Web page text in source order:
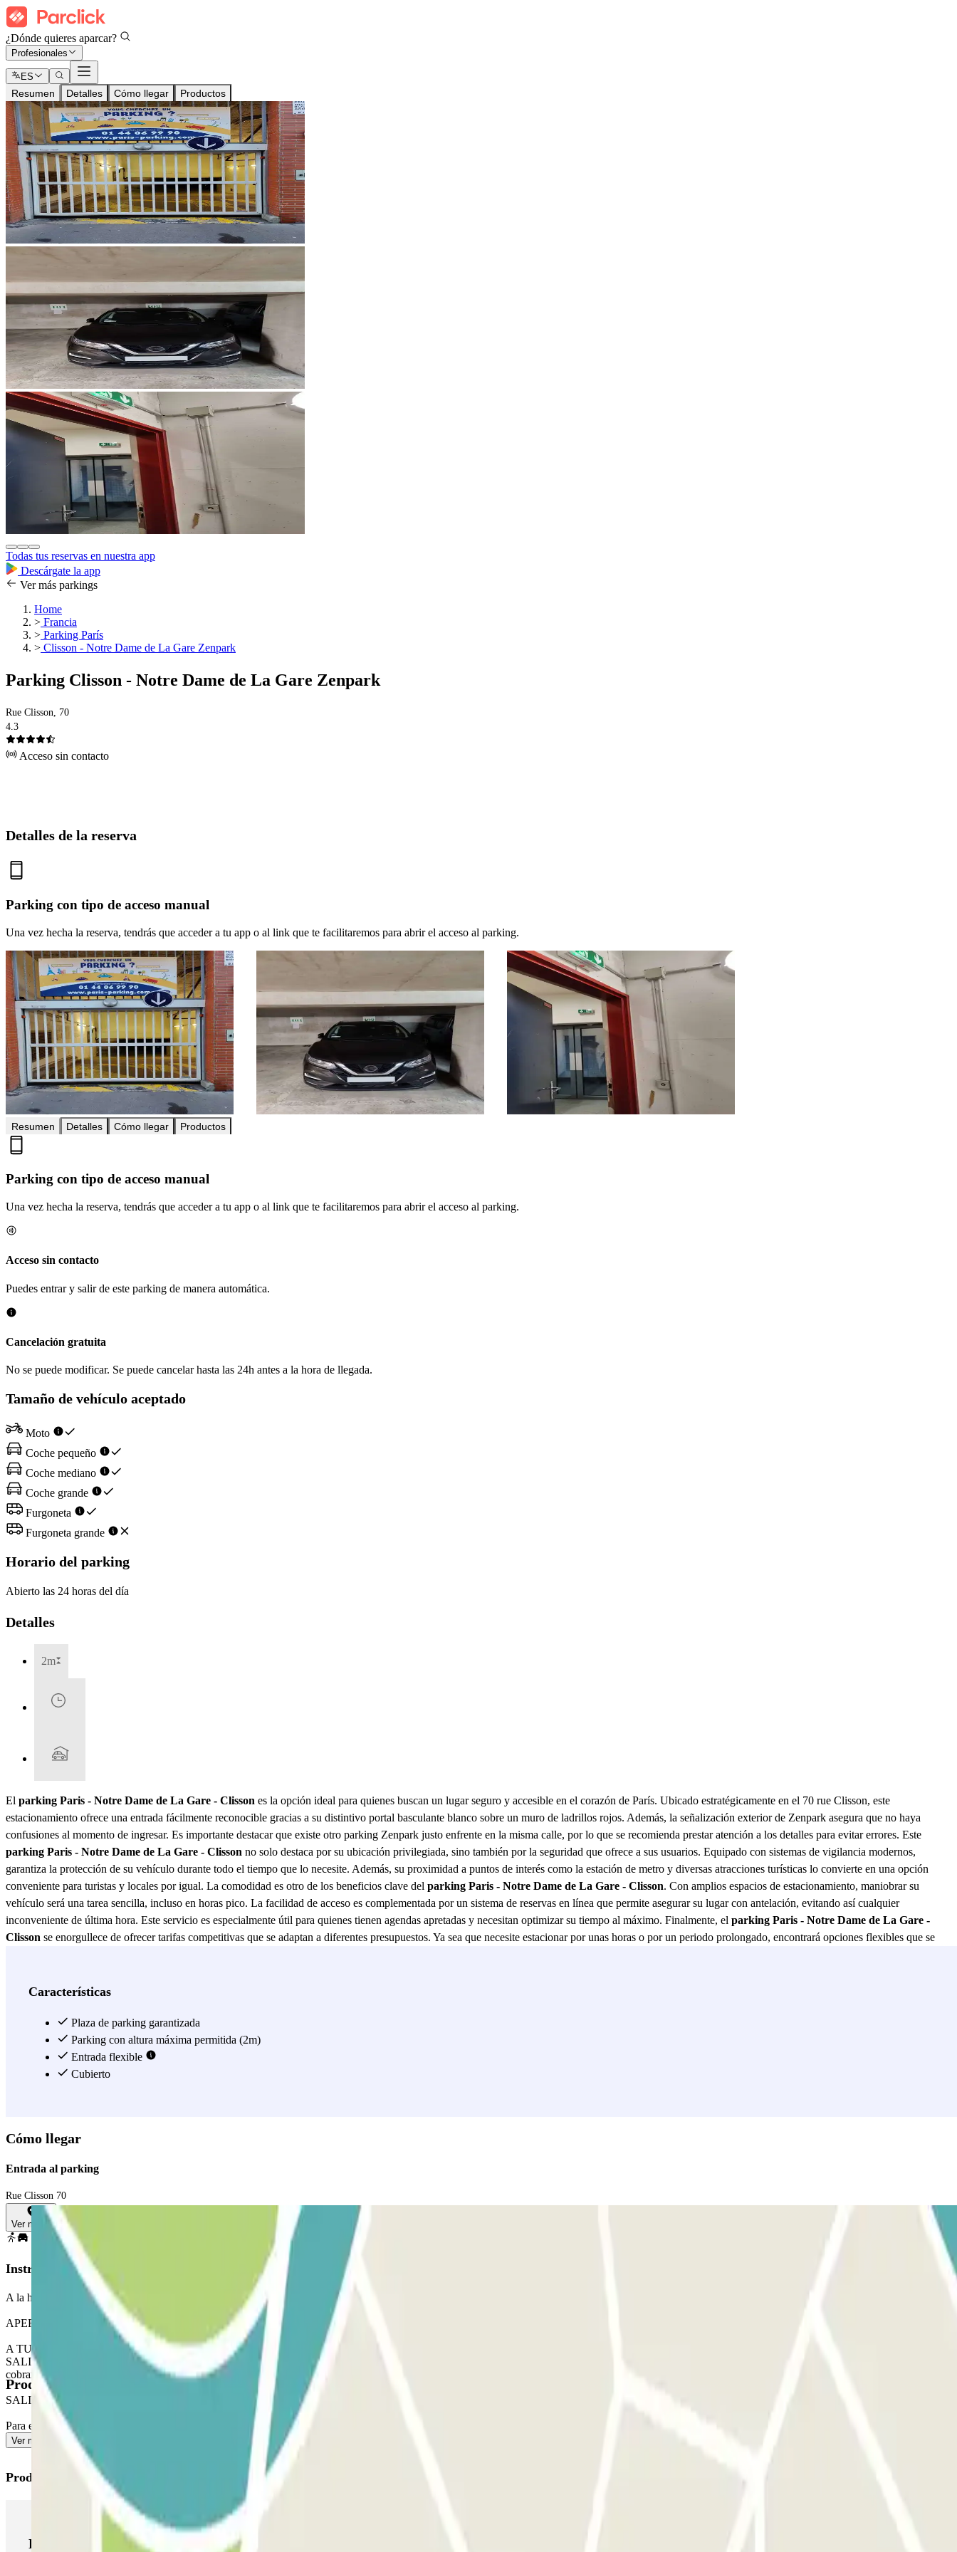
¿Dónde quieres aparcar?
Profesionales
ES
Resumen Detalles Cómo llegar Productos
Todas tus reservas en nuestra app
Descárgate la app
Ver más parkings
Home
> Francia
> Parking París
> Clisson - Notre Dame de La Gare Zenpark
Parking Clisson - Notre Dame de La Gare Zenpark
Rue Clisson, 70
4.3
Acceso sin contacto
Detalles de la reserva
Parking con tipo de acceso manual
Una vez hecha la reserva, tendrás que acceder a tu app o al link que te facilitaremos para abrir el acceso al parking.
Resumen Detalles Cómo llegar Productos
Parking con tipo de acceso manual
Una vez hecha la reserva, tendrás que acceder a tu app o al link que te facilitaremos para abrir el acceso al parking.
Acceso sin contacto
Puedes entrar y salir de este parking de manera automática.
Cancelación gratuita
No se puede modificar. Se puede cancelar hasta las 24h antes a la hora de llegada.
Tamaño de vehículo aceptado
Moto
Coche pequeño
Coche mediano
Coche grande
Furgoneta
Furgoneta grande
Horario del parking
Abierto las 24 horas del día
Detalles
2m
El parking Paris - Notre Dame de La Gare - Clisson es la opción ideal para quienes buscan un lugar seguro y accesible en el corazón de París. Ubicado estratégicamente en el 70 rue Clisson, este
estacionamiento ofrece una entrada fácilmente reconocible gracias a su distintivo portal basculante blanco sobre un muro de ladrillos rojos. Además, la señalización exterior de Zenpark asegura que no haya
confusiones al momento de ingresar. Es importante destacar que existe otro parking Zenpark justo enfrente en la misma calle, por lo que se recomienda prestar atención a los detalles para evitar errores. Este
parking Paris - Notre Dame de La Gare - Clisson no solo destaca por su ubicación privilegiada, sino también por la seguridad que ofrece a sus usuarios. Equipado con sistemas de vigilancia modernos,
garantiza la protección de su vehículo durante todo el tiempo que lo necesite. Además, su proximidad a puntos de interés como la estación de metro y diversas atracciones turísticas lo convierte en una opción
conveniente para turistas y locales por igual. La comodidad es otro de los beneficios clave del parking Paris - Notre Dame de La Gare - Clisson. Con amplios espacios de estacionamiento, maniobrar su
vehículo será una tarea sencilla, incluso en horas pico. La facilidad de acceso es complementada por un sistema de reservas en línea que permite asegurar su lugar con antelación, evitando así cualquier
inconveniente de última hora. Este servicio es especialmente útil para quienes tienen agendas apretadas y necesitan optimizar su tiempo al máximo. Finalmente, el parking Paris - Notre Dame de La Gare -
Clisson se enorgullece de ofrecer tarifas competitivas que se adaptan a diferentes presupuestos. Ya sea que necesite estacionar por unas horas o por un periodo prolongado, encontrará opciones flexibles que se
Características
Plaza de parking garantizada
Parking con altura máxima permitida (2m)
Entrada flexible
Cubierto
Cómo llegar
Entrada al parking
Rue Clisson 70
Ver mapa
Instrucciones
A la hora de acceder al parking recuerda revisar el apartado de "Información Importante". El acceso a este parking se hace a través de nuestra aplicación.
APERTURA A TRAVÉS DE LA APLICACIÓN PARCLICK
A TU LLEGADA: Desde la aplicación o a través del enlace de tu reserva, utiliza el botón previsto para abrir la entrada. Asegúrate de que te encuentra frente a la entrada correcta antes de activar el botón. A LA
SALIDA: Una vez que hayas entrado, recibirás el botón para abrir la salida. El proceso es el mismo que para la entrada. MARGEN: Puedes acceder al aparcamiento hasta 1 hora antes de tu reserva, pero se te
cobrará por este tiempo extra.
SALIDA PEATONAL
Para el acceso peatonal, consulta nuestro apartado de "Información importante".
Ver más
Productos disponibles
Productos de Parclick
Productos de Parclick